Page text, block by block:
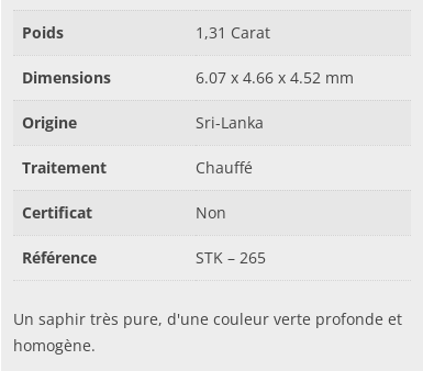
Poids 1,31 Carat
Dimensions 6.07 x 4.66 x 4.52 mm
Origine Sri-Lanka
Traitement Chauffé
Certificat Non
Référence STK – 265
Un saphir très pure, d'une couleur verte profonde et
homogène.